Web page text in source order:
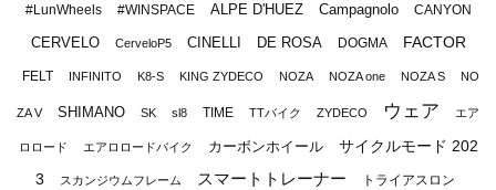
#LunWheels #WINSPACE ALPE D'HUEZ Campagnolo CANYON
CERVELO CerveloP5 CINELLI DE ROSA DOGMA FACTOR
FELT INFINITO K8-S KING ZYDECO NOZA NOZA one NOZA S NO
ZA V SHIMANO SK sl8 TIME TTバイク ZYDECO ウェア エア
ロロード エアロロードバイク カーボンホイール
サイクルモード 202
3
スカンジウムフレーム スマートトレーナー トライアスロン